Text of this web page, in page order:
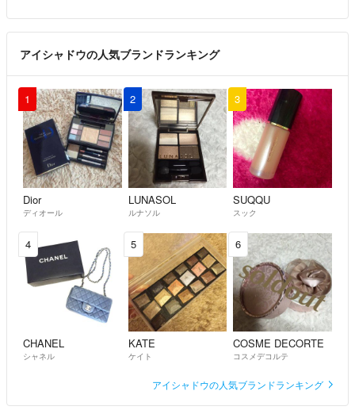
アイシャドウの人気ブランドランキング
1
Dior
ディオール
2
LUNASOL
ルナソル
3
SUQQU
スック
4
CHANEL
シャネル
5
KATE
ケイト
6
COSME DECORTE
コスメデコルテ
アイシャドウの人気ブランドランキング